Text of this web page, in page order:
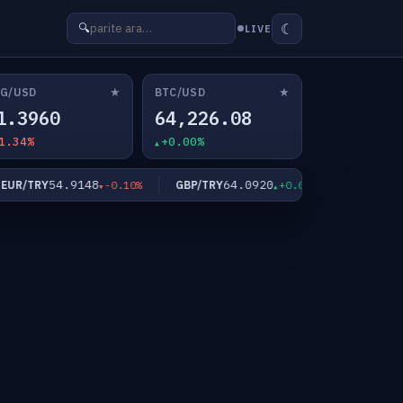
🔍 LIVE ☾
USD ★ BTC/USD ★
64,226.08
+0.00%
TRY54.9148 -0.10% GBP/TRY64.0920 +0.03%